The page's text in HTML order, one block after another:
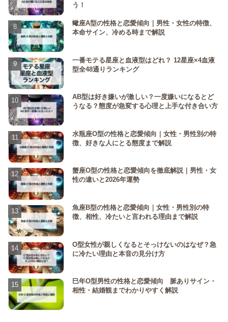
う！
蠍座A型の性格と恋愛傾向｜男性・女性の特徴、
本命サイン、冷める時まで解説
一番モテる星座と血液型はどれ？ 12星座×4血液
型全48通りランキング
AB型は好き嫌いが激しい？一度嫌いになるとど
うなる？態度が急変する心理と上手な付き合い方
水瓶座O型の性格と恋愛傾向｜女性・男性別の特
徴、好きな人にとる態度まで解説
蟹座O型の性格と恋愛傾向を徹底解説｜男性・女
性の違いと2026年運勢
魚座B型の性格と恋愛傾向｜女性・男性別の特
徴、相性、冷たいと言われる理由まで解説
O型女性が親しくなるとそっけないのはなぜ？急
に冷たい理由と本音の見分け方
巳年O型男性の性格と恋愛傾向 脈ありサイン・
相性・結婚観までわかりやすく解説